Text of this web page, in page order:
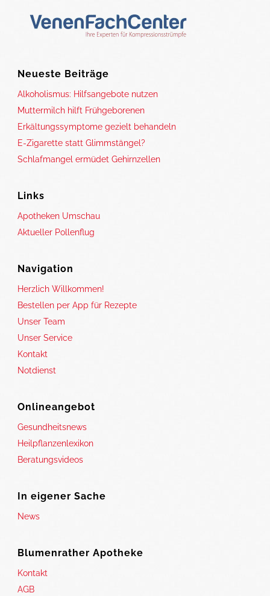
Neueste Beiträge
Alkoholismus: Hilfsangebote nutzen
Muttermilch hilft Frühgeborenen
Erkältungssymptome gezielt behandeln
E-Zigarette statt Glimmstängel?
Schlafmangel ermüdet Gehirnzellen
Links
Apotheken Umschau
Aktueller Pollenflug
Navigation
Herzlich Willkommen!
Bestellen per App für Rezepte
Unser Team
Unser Service
Kontakt
Notdienst
Onlineangebot
Gesundheitsnews
Heilpflanzenlexikon
Beratungsvideos
In eigener Sache
News
Blumenrather Apotheke
Kontakt
AGB